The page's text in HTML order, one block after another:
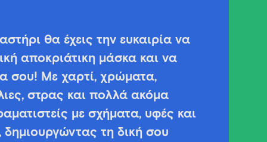
θα έχεις την ευκαιρία να
αποκριάτικη μάσκα και να
σου! Με χαρτί, χρώματα,
στρας και πολλά ακόμα
με σχήματα, υφές και
τη δική σου